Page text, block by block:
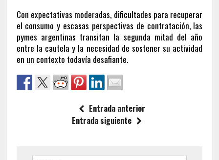
Con expectativas moderadas, dificultades para recuperar
el consumo y escasas perspectivas de contratación, las
pymes argentinas transitan la segunda mitad del año
entre la cautela y la necesidad de sostener su actividad
en un contexto todavía desafiante.
Entrada anterior
Entrada siguiente